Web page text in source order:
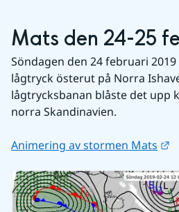
Mats den 24-25
Söndagen den 24 februari
lågtryck österut på Norra
lågtrycksbanan blåste det upp
norra Skandinavien.
Animering av stormen Mats